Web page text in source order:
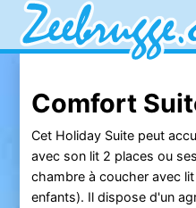
Comfort
Cet Holiday Suite peut
avec son lit 2 places ou
chambre à coucher avec
enfants). Il dispose d'un